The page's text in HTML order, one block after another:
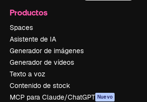
Productos
Spaces
Asistente de IA
Generador de imágenes
Generador de vídeos
Texto a voz
Contenido de stock
MCP para Claude/ChatGPT Nuevo